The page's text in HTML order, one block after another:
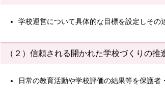
学校運営について具体的な目標を設定しその
（２）信頼される開かれた学校づくりの推
日常の教育活動や学校評価の結果等を保護者